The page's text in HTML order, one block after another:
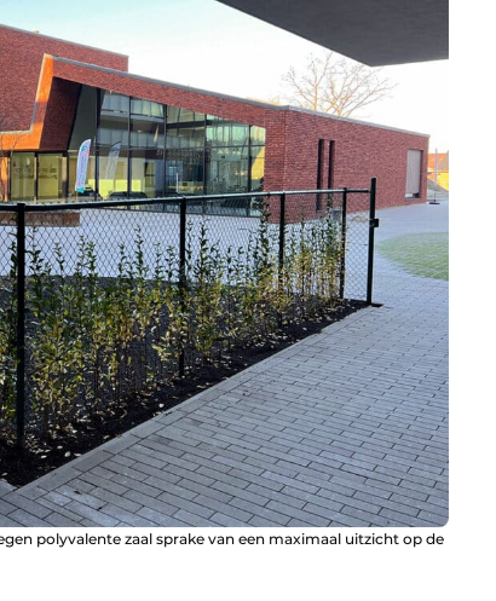
polyvalente zaal sprake van een maximaal uitzicht op de